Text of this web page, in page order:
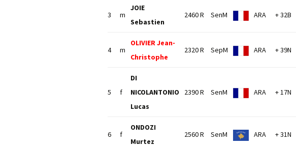
3 m
JOIE
Sebastien
2460 R SenM ARA + 32B
4 m
OLIVIER Jean-
Christophe
2320 R SepM ARA + 39N
5 f
DI
NICOLANTONIO
Lucas
2390 R SenM ARA + 17N
6 f
ONDOZI
Murtez
2560 R SenM ARA + 31N